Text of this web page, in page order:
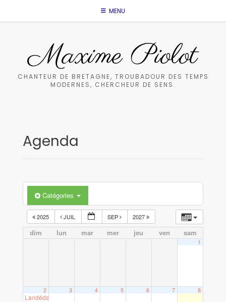
MENU
Maxime Piolot
CHANTEUR DE BRETAGNE, TROUBADOUR DES TEMPS
MODERNES, CHERCHEUR DE SENS.
Agenda
Catégories
2025 JUIL SEP 2027
dim lun mar mer jeu ven sam
1
2
Landéda (29)
3 4 5 6 7 8